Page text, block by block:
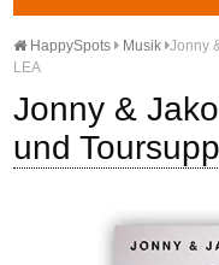
HappySpots Musik Jonny
LEA
Jonny &
und